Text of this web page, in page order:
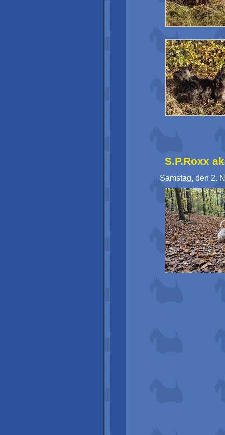
S.P.Roxx
Samstag, den 2.